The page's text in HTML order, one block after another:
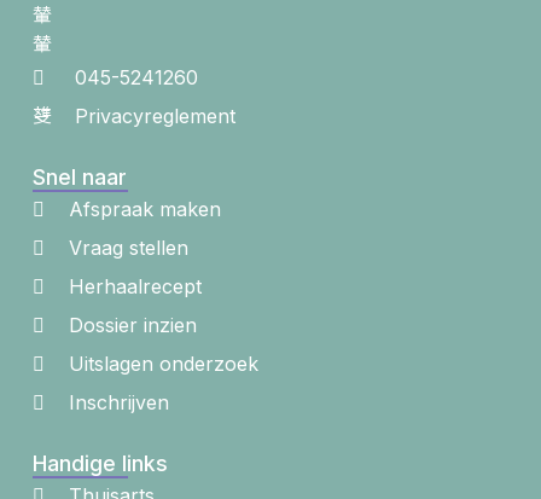
045-5241260
Privacyreglement
Snel naar
Afspraak maken
Vraag stellen
Herhaalrecept
Dossier inzien
Uitslagen onderzoek
Inschrijven
Handige links